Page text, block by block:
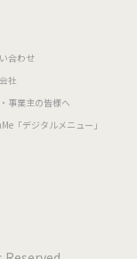
合わせ
社
事業主の皆様へ
「デジタルメニュー」